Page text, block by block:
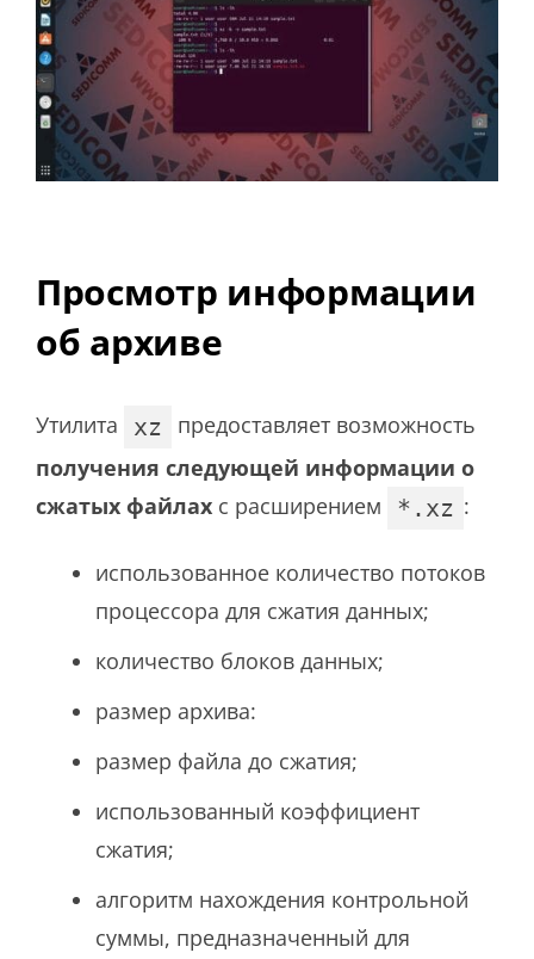
Просмотр информации
об архиве
Утилита xz
предоставляет возможность
получения следующей информации о
сжатых файлах с расширением *.xz :
использованное количество потоков
процессора для сжатия данных;
количество блоков данных;
размер архива:
размер файла до сжатия;
использованный коэффициент
сжатия;
алгоритм нахождения контрольной
суммы, предназначенный для